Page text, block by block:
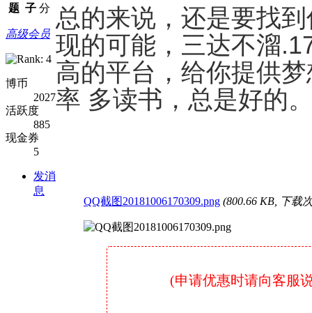
题 子 分
高级会员
博币
2027
活跃度
885
现金券
5
发消
息
总的来说，还是要找
现的可能，三达不溜
高的平台，给你提供
率 多读书，总是好的
QQ截图20181006170309.png (800.66 KB, 下载
(申请优惠时请向客服